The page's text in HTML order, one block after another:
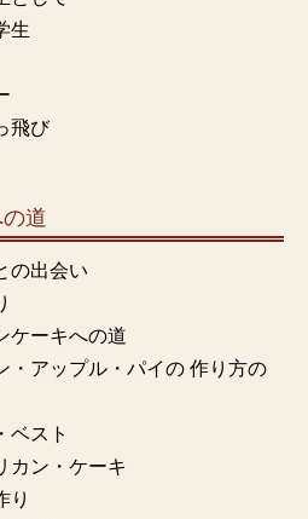
生
飛び
道
の出会い
ケーキへの道
・アップル・パイの 作り方の
ベスト
カン・ケーキ
り